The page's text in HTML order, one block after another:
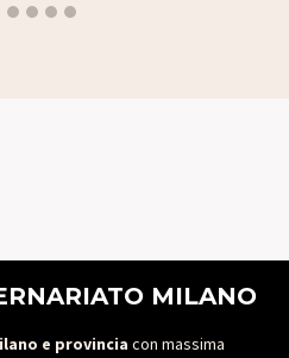
MILANO
e provincia con massima